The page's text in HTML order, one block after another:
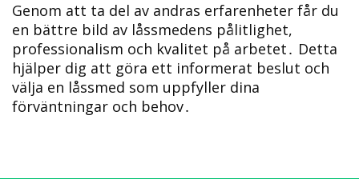
Genom att ta del av andras erfarenheter får du
en bättre bild av låssmedens pålitlighet,
professionalism och kvalitet på arbetet․ Detta
hjälper dig att göra ett informerat beslut och
välja en låssmed som uppfyller dina
förväntningar och behov․